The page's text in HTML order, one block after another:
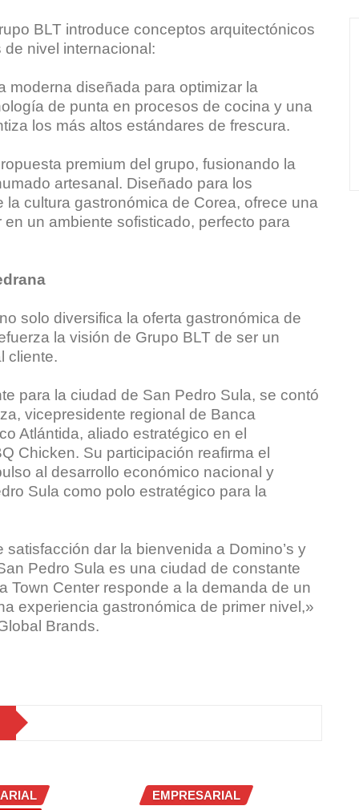
BLT introduce conceptos arquitectónicos
nivel internacional:
moderna diseñada para optimizar la
de punta en procesos de cocina y una
los más altos estándares de frescura.
premium del grupo, fusionando la
artesanal. Diseñado para los
cultura gastronómica de Corea, ofrece una
un ambiente sofisticado, perfecto para
solo diversifica la oferta gastronómica de
la visión de Grupo BLT de ser un
cliente.
para la ciudad de San Pedro Sula, se contó
vicepresidente regional de Banca
Atlántida, aliado estratégico en el
Chicken. Su participación reafirma el
al desarrollo económico nacional y
Sula como polo estratégico para la
dar la bienvenida a Domino’s y
Pedro Sula es una ciudad de constante
Town Center responde a la demanda de un
experiencia gastronómica de primer nivel,»
Brands.
EMPRESARIAL